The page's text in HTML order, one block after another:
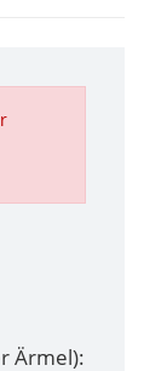
Ärmel):